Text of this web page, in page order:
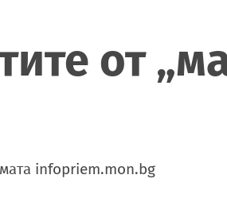
от
infopriem.mon.bg